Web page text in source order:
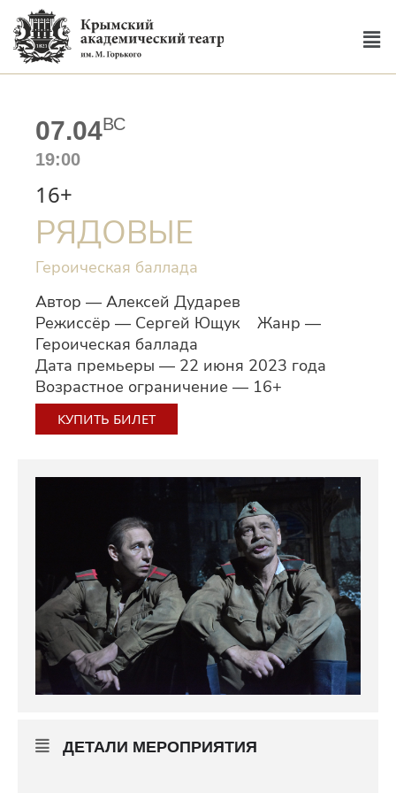
07.04ВС
19:00
16+
КУПИТЬ БИЛЕТ
Автор — Алексей Дударев
Режиссёр — Сергей Ющук Жанр —
Героическая баллада
Дата премьеры — 22 июня 2023 года
Возрастное ограничение — 16+
РЯДОВЫЕ
Героическая баллада
ДЕТАЛИ МЕРОПРИЯТИЯ